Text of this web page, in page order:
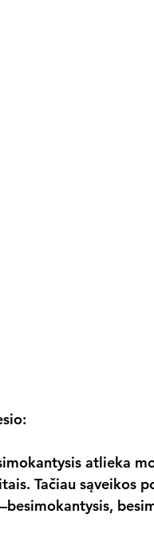
atlieka
Tačiau sąveikos